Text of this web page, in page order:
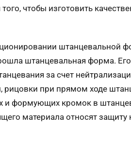
чтобы изготовить
штанцевальной
штанцевальная форма.
за счет
при прямом ходе
и формующих кромок в
материала относят защиту